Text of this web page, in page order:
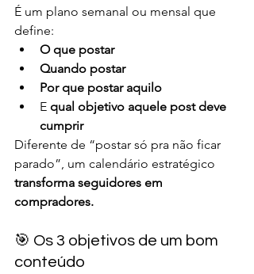
É um plano semanal ou mensal que
define:
O que postar
Quando postar
Por que postar aquilo
E qual objetivo aquele post deve
cumprir
Diferente de “postar só pra não ficar
parado”, um calendário estratégico
transforma seguidores em
compradores.
🎯 Os 3 objetivos de um bom
conteúdo